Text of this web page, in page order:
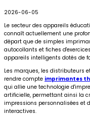
2026-06-05
Le secteur des appareils
connaît actuellement une
départ que de simples
autocollants et fiches
appareils intelligents dotés de
Les marques, les distributeurs
rendre compte imprimantes
qui allie une technologie
artificielle, permettant ainsi la
impressions personnalisées et
interactives.